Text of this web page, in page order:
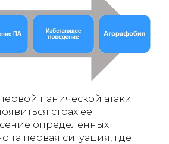
панической атаки
страх её
определенных
та первая ситуация, где